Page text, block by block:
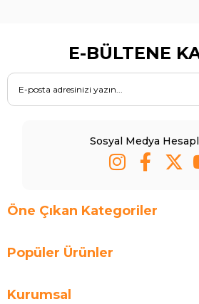
E-BÜLTENE
Sosyal Medya
Öne Çıkan Kategoriler
Popüler Ürünler
Kurumsal